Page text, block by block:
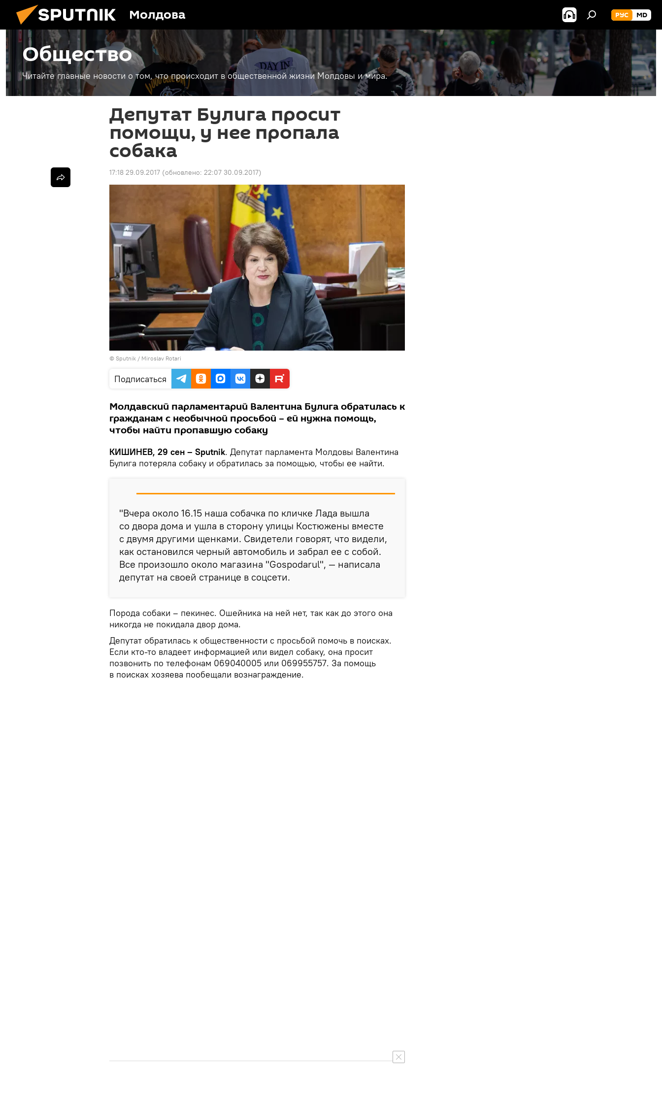
Молдова РУС MD
Общество
Читайте главные новости о том, что происходит в общественной жизни Молдовы и мира.
Депутат Булига просит
помощи, у нее пропала
собака
17:18 29.09.2017 (обновлено: 22:07 30.09.2017)
© Sputnik / Miroslav Rotari
Подписаться
Молдавский парламентарий Валентина Булига обратилась к
гражданам с необычной просьбой – ей нужна помощь,
чтобы найти пропавшую собаку
КИШИНЕВ, 29 сен – Sputnik. Депутат парламента Молдовы Валентина
Булига потеряла собаку и обратилась за помощью, чтобы ее найти.
"Вчера около 16.15 наша собачка по кличке Лада вышла
со двора дома и ушла в сторону улицы Костюжены вместе
с двумя другими щенками. Свидетели говорят, что видели,
как остановился черный автомобиль и забрал ее с собой.
Все произошло около магазина "Gospodarul", — написала
депутат на своей странице в соцсети.
Порода собаки – пекинес. Ошейника на ней нет, так как до этого она
никогда не покидала двор дома.
Депутат обратилась к общественности с просьбой помочь в поисках.
Если кто-то владеет информацией или видел собаку, она просит
позвонить по телефонам 069040005 или 069955757. За помощь
в поисках хозяева пообещали вознаграждение.